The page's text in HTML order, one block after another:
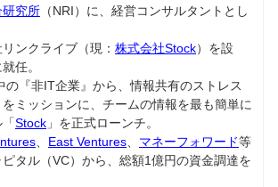
研究所 （NRI）に、経営コンサルタントとし
ンクライブ（現： 株式会社Stock）を設
任。
の『非IT企業』から、情報共有のストレス
ミッションに、チームの情報を最も簡単に
Stock 」を正式ローンチ。
East Ventures マネーフォワード等
タル（VC）から、総額1億円の資金調達を